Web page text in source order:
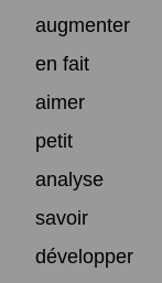
augmenter
en fait
aimer
petit
analyse
savoir
développer